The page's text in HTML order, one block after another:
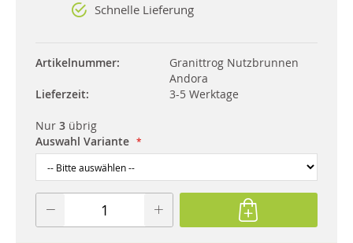
Schnelle Lieferung
Artikelnummer
Granittrog Nutzbrunnen
Andora
Lieferzeit
3-5 Werktage
Nur 3 übrig
Auswahl Variante